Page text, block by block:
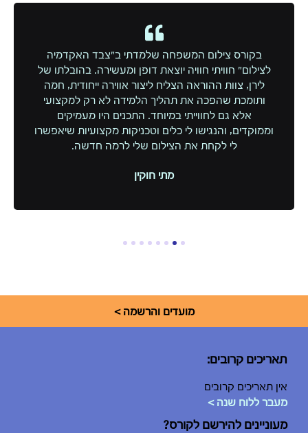
בקורס צילום המשפחה שלמדתי ב”צבד האקדמיה
לצילום” חוויתי חוויה יוצאת דופן ומעשירה. בהובלתו של
לירן, צוות ההוראה הצליח ליצור אווירה ייחודית, חמה
ותומכת שהפכה את תהליך הלמידה לא רק למקצועי
אלא גם לחווייתי במיוחד. התכנים היו מעמיקים
וממוקדים, והנגישו לי כלים וטכניקות מקצועיות שיאפשרו
לי לקחת את הצילום שלי לרמה חדשה.
מתי חוקין
מועדים והרשמה >
תאריכים קרובים:
אין תאריכים קרובים
מעבר ללוח שנה >
מעוניינים להירשם לקורס?